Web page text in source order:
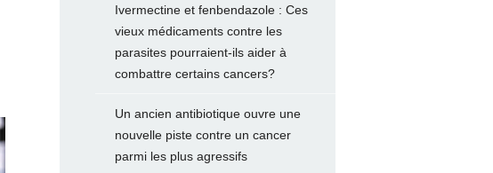
Ivermectine et fenbendazole : Ces
vieux médicaments contre les
parasites pourraient-ils aider à
combattre certains cancers?
Un ancien antibiotique ouvre une
nouvelle piste contre un cancer
parmi les plus agressifs